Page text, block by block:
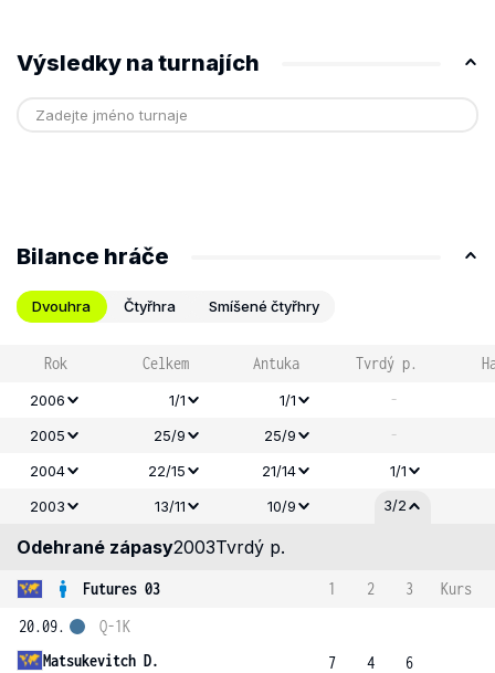
Výsledky na turnajích
Bilance hráče
Dvouhra Čtyřhra Smíšené čtyřhry
Rok Celkem Antuka Tvrdý p.
2006 1/1 1/1 -
2005 25/9 25/9 -
2004 22/15 21/14
1/1
2003
13/11 10/9 3/2
Odehrané zápasy2003Tvrdý p.
Futures 03 1 2 3
Kurs
20.09.
Matsukevitch D.
Q-1K
7
4
6